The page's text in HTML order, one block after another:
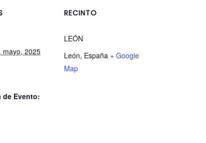
mayo, 2025
de Evento:
RECINTO
LEÓN
León, España + Google
Map